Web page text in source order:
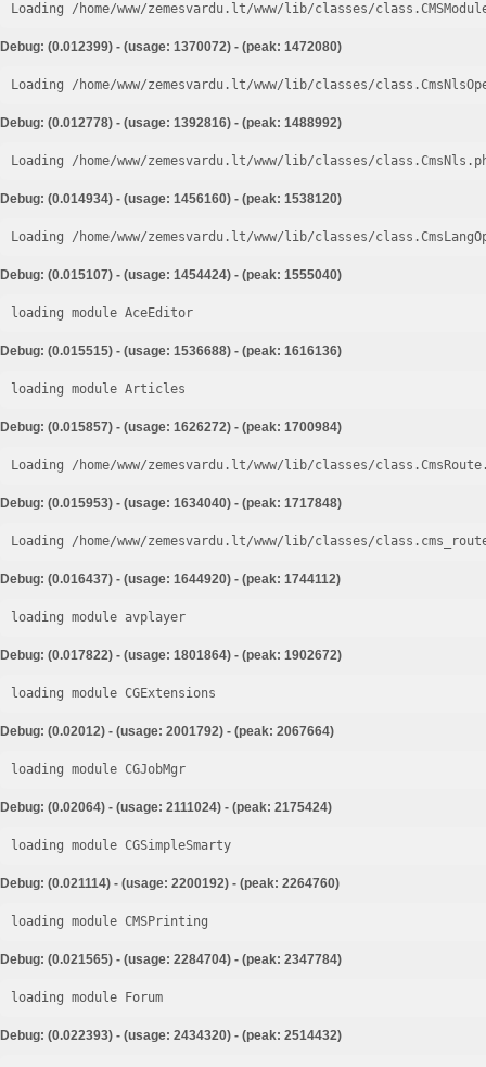
Loading /home/www/zemesvardu.lt/www/lib/classes/
Debug: (0.012399) - (usage: 1370072) - (peak: 1472080)
Loading /home/www/zemesvardu.lt/www/lib/classes/
Debug: (0.012778) - (usage: 1392816) - (peak: 1488992)
Loading /home/www/zemesvardu.lt/www/lib/classes/
Debug: (0.014934) - (usage: 1456160) - (peak: 1538120)
Loading /home/www/zemesvardu.lt/www/lib/classes/
Debug: (0.015107) - (usage: 1454424) - (peak: 1555040)
loading module AceEditor
Debug: (0.015515) - (usage: 1536688) - (peak: 1616136)
loading module Articles
Debug: (0.015857) - (usage: 1626272) - (peak: 1700984)
Loading /home/www/zemesvardu.lt/www/lib/classes/
Debug: (0.015953) - (usage: 1634040) - (peak: 1717848)
Loading /home/www/zemesvardu.lt/www/lib/classes/
Debug: (0.016437) - (usage: 1644920) - (peak: 1744112)
loading module avplayer
Debug: (0.017822) - (usage: 1801864) - (peak: 1902672)
loading module CGExtensions
Debug: (0.02012) - (usage: 2001792) - (peak: 2067664)
loading module CGJobMgr
Debug: (0.02064) - (usage: 2111024) - (peak: 2175424)
loading module CGSimpleSmarty
Debug: (0.021114) - (usage: 2200192) - (peak: 2264760)
loading module CMSPrinting
Debug: (0.021565) - (usage: 2284704) - (peak: 2347784)
loading module Forum
Debug: (0.022393) - (usage: 2434320) - (peak: 2514432)